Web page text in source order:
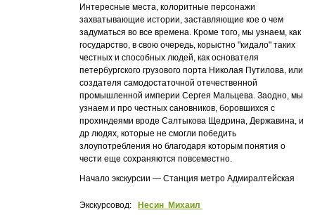
Интересные места, колоритные персонажи
захватывающие истории, заставляющие кое о чем
задуматься во все времена. Кроме того, мы узнаем, как
государство, в свою очередь, корыстно "кидало" таких
честных и способных людей, как основателя
петербургского грузового порта Николая Путилова, или
создателя самодостаточной отечественной
промышленной империи Сергея Мальцева. Заодно, мы
узнаем и про честных сановников, боровшихся с
прохиндеями вроде Салтыкова Щедрина, Державина, и
др людях, которые не смогли победить
злоупотребления но благодаря которым понятия о
чести еще сохраняются повсеместно.
Начало экскурсии — Станция метро Адмиралтейская
Экскурсовод: Несин Михаил